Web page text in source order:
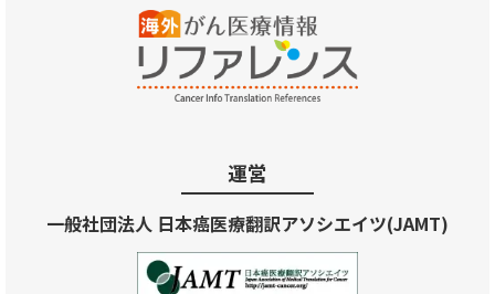
運営
一般社団法人 日本癌医療翻訳アソシエイツ(JAMT)